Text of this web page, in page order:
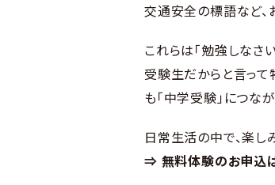
交通安全の標語など、
これらは「勉強しなさ
受験生だからと言って
も「中学受験」につな
日常生活の中で、楽
⇒ 無料体験のお申込